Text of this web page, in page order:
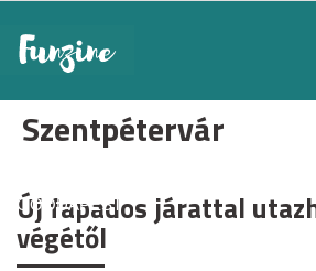
Szentpétervár
GOODAPEST
Új fapados járattal
végétől